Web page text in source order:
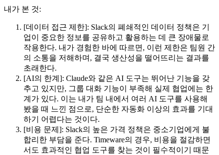
내가 본 것:
[데이터 접근 제한]: Slack의 폐쇄적인 데이터 정책은 기
업이 중요한 정보를 공유하고 활용하는 데 큰 장애물로
작용한다. 내가 경험한 바에 따르면, 이런 제한은 팀원 간
의 소통을 저해하며, 결국 생산성을 떨어뜨리는 결과를
초래한다.
[AI의 한계]: Claude와 같은 AI 도구는 뛰어난 기능을 갖
추고 있지만, 그룹 대화 기능이 부족해 실제 협업에는 한
계가 있다. 이는 내가 팀 내에서 여러 AI 도구를 사용해
봤을 때 느낀 점으로, 단순한 자동화 이상의 효과를 기대
하기 어렵다는 것이다.
[비용 문제]: Slack의 높은 가격 정책은 중소기업에게 불
합리한 부담을 준다. Timeware의 경우, 비용을 절감하면
서도 효과적인 협업 도구를 찾는 것이 필수적이기 때문